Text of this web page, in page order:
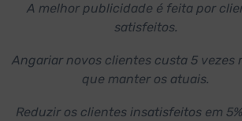
A melhor publicidade é feita por
satisfeitos.
Angariar novos clientes custa 5 vezes
que manter os atuais.
Reduzir os clientes insatisfeitos em